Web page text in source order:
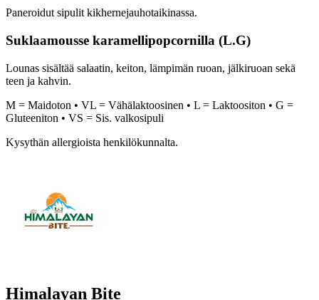
Paneroidut sipulit kikhernejauhotaikinassa.
Suklaamousse karamellipopcornilla (L.G)
Lounas sisältää salaatin, keiton, lämpimän ruoan, jälkiruoan sekä
teen ja kahvin.
M = Maidoton • VL = Vähälaktoosinen • L = Laktoositon • G =
Gluteeniton • VS = Sis. valkosipuli
Kysythän allergioista henkilökunnalta.
Himalayan Bite